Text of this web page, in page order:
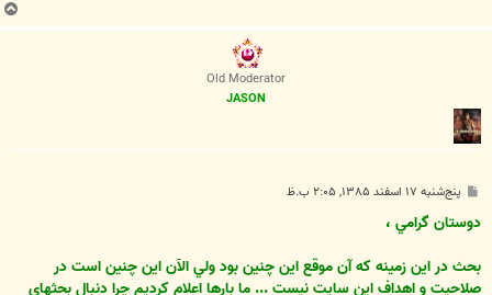
ب
ا
Old Moderator
JASON
پ
ت
پنج‌شنبه ۱۷ اسفند ۱۳۸۵, ۲:۰۵ ب.ظ
دوستان گرامي ،
بحث در اين زمينه كه آن موقع اين چنين بود ولي الآن اين چنين است در
صلاحيت و اهداف اين سايت نيست ... ما بارها اعلام كرديم چرا دنبال بحثهاي